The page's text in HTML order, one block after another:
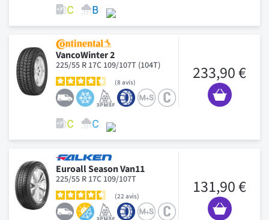
VancoWinter 2
225/55 R 17C 109/107T (104T)
8 avis 233,90 €
Euroall Season Van11
225/55 R 17C 109/107T
22 avis 131,90 €